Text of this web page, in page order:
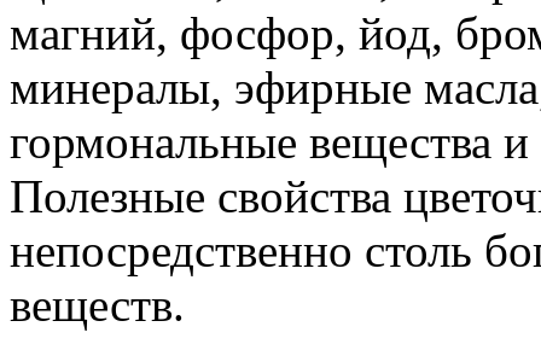
магний, фосфор, йод,
минералы, эфирные
гормональные вещества
Полезные свойства
непосредственно столь
веществ.